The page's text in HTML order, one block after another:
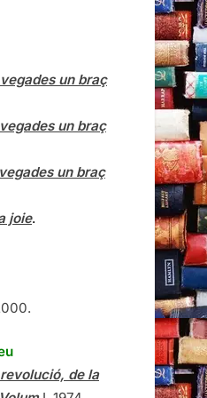
un braç
un braç
un braç
joie.
de la